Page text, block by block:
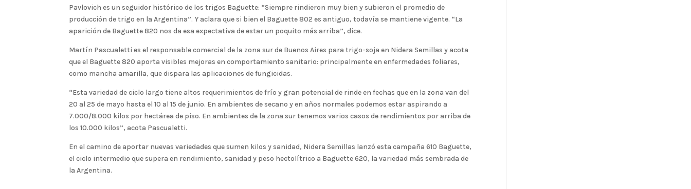
Pavlovich es un seguidor histórico de los trigos Baguette: “Siempre rindieron muy bien y subieron el promedio de
producción de trigo en la Argentina”. Y aclara que si bien el Baguette 802 es antiguo, todavía se mantiene vigente. “La
aparición de Baguette 820 nos da esa expectativa de estar un poquito más arriba”, dice.
Martín Pascualetti es el responsable comercial de la zona sur de Buenos Aires para trigo-soja en Nidera Semillas y acota
que el Baguette 820 aporta visibles mejoras en comportamiento sanitario: principalmente en enfermedades foliares,
como mancha amarilla, que dispara las aplicaciones de fungicidas.
“Esta variedad de ciclo largo tiene altos requerimientos de frío y gran potencial de rinde en fechas que en la zona van del
20 al 25 de mayo hasta el 10 al 15 de junio. En ambientes de secano y en años normales podemos estar aspirando a
7.000/8.000 kilos por hectárea de piso. En ambientes de la zona sur tenemos varios casos de rendimientos por arriba de
los 10.000 kilos”, acota Pascualetti.
En el camino de aportar nuevas variedades que sumen kilos y sanidad, Nidera Semillas lanzó esta campaña 610 Baguette,
el ciclo intermedio que supera en rendimiento, sanidad y peso hectolítrico a Baguette 620, la variedad más sembrada de
la Argentina.